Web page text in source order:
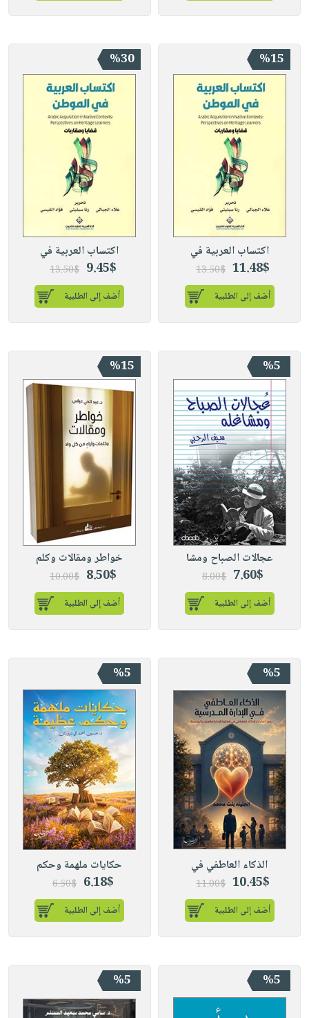
%15
اكتساب العربية في
11.48$
13.50$
أضف إلى الطلبية
%30
اكتساب العربية في
9.45$
13.50$
أضف إلى الطلبية
%5
عجالات الصباح ومشا
7.60$
8.00$
أضف إلى الطلبية
%15
خواطر ومقالات وكلم
8.50$
10.00$
أضف إلى الطلبية
%5
الذكاء العاطفي في
10.45$
11.00$
أضف إلى الطلبية
%5
حكايات ملهمة وحكم
6.18$
6.50$
أضف إلى الطلبية
%5
%5